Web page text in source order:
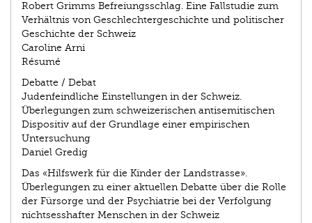
Robert Grimms Befreiungsschlag. Eine Fallstudie zum
Verhältnis von Geschlechtergeschichte und politischer
Geschichte der Schweiz
Caroline Arni
Résumé
Debatte / Debat
Judenfeindliche Einstellungen in der Schweiz.
Überlegungen zum schweizerischen antisemitischen
Dispositiv auf der Grundlage einer empirischen
Untersuchung
Daniel Gredig
Das «Hilfswerk für die Kinder der Landstrasse».
Überlegungen zu einer aktuellen Debatte über die Rolle
der Fürsorge und der Psychiatrie bei der Verfolgung
nichtsesshafter Menschen in der Schweiz